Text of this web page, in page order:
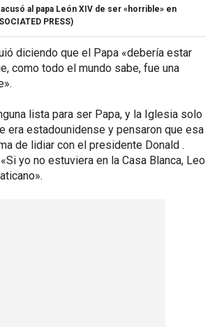
al papa León XIV de ser «horrible» en
PRESS)
diciendo que el Papa «debería estar
como todo el mundo sabe, fue una
lista para ser Papa, y la Iglesia solo
era estadounidense y pensaron que esa
de lidiar con el presidente Donald .
yo no estuviera en la Casa Blanca, Leo